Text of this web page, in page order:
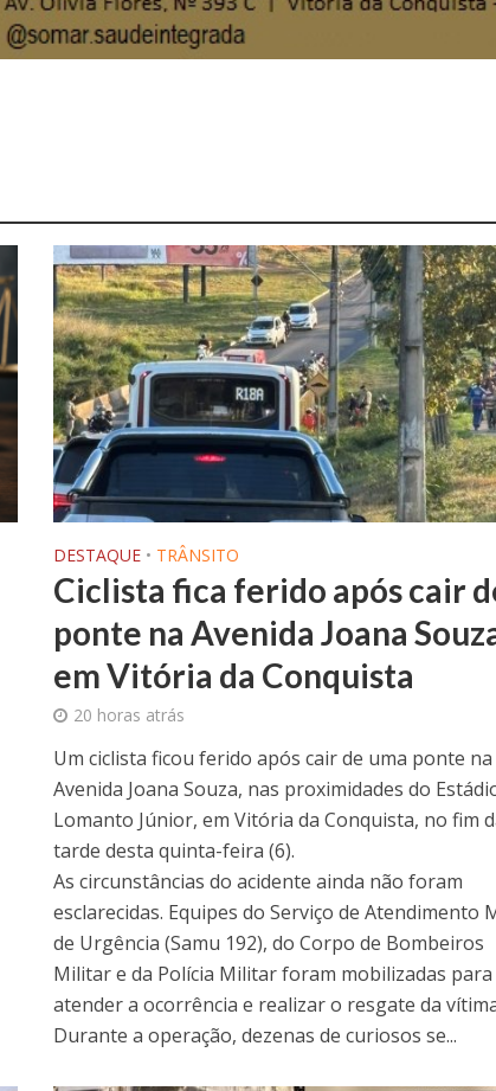
DESTAQUE • TRÂNSITO
Ciclista fica ferido após cair
ponte na Avenida Joana
em Vitória da Conquista
20 horas atrás
Um ciclista ficou ferido após cair de uma ponte na
Avenida Joana Souza, nas proximidades do
Lomanto Júnior, em Vitória da Conquista, no fim
tarde desta quinta-feira (6).
As circunstâncias do acidente ainda não foram
esclarecidas. Equipes do Serviço de Atendimento
de Urgência (Samu 192), do Corpo de Bombeiros
Militar e da Polícia Militar foram mobilizadas para
atender a ocorrência e realizar o resgate da
Durante a operação, dezenas de curiosos se...